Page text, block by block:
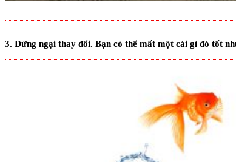
3. Đừng ngại thay đổi. Bạn có thể mất một cái gì đó tốt